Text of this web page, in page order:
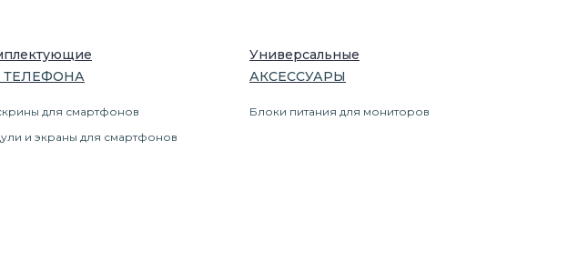
ТЕЛЕФОНА
для смартфонов
и экраны для смартфонов
Универсальные
АКСЕССУАРЫ
Блоки питания для мониторов